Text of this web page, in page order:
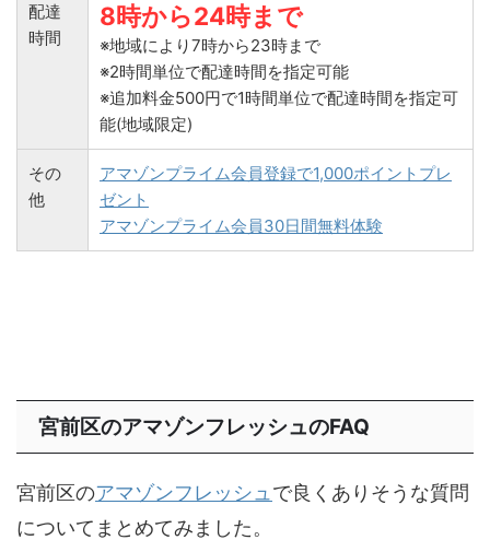
配達
時間
8時から24時まで
※地域により7時から23時まで
※2時間単位で配達時間を指定可能
※追加料金500円で1時間単位で配達時間を指定可
能(地域限定)
その
他
アマゾンプライム会員登録で1,000ポイントプレ
ゼント
アマゾンプライム会員30日間無料体験
宮前区のアマゾンフレッシュのFAQ
宮前区のアマゾンフレッシュ で良くありそうな質問
についてまとめてみました。